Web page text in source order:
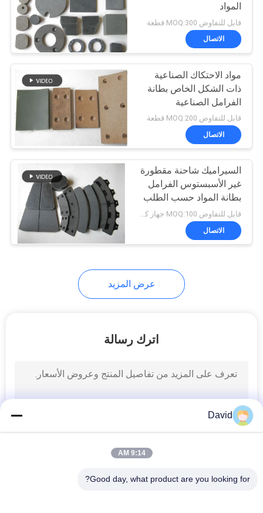
طوقا الختم الدائري
10
بطانة الفرامل الخالية
من الأسبستوس
17
ورقة مواد الاحتكاك
بطانة حزام الفرامل
11
المواد
قابل للتفاوض MOQ:300 قطعة
الاتصال
مواد الاحتكاك الصناعية
ذات الشكل الخاص بطانة
الفرامل الصناعية
قابل للتفاوض MOQ:200 قطعة
الاتصال
السيراميك شاحنة مقطورة
غير الأسبستوس الفرامل
بطانة المواد حسب الطلب
الحجم
قابل للتفاوض MOQ:100 جهاز كمبيوتر شخصى
الاتصال
عرض المزيد
اترك رسالة
David
9:14 AM
Good day, what product are you looking for?